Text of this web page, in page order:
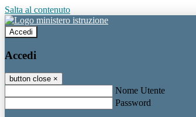
Salta al contenuto
Accedi
Accedi
button close ×
Nome Utente
Password